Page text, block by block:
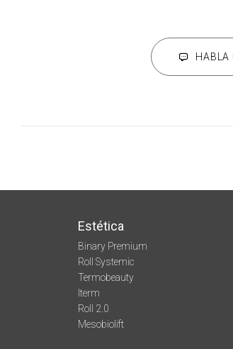
HABLA
Estética
Binary Premium
Roll Systemic
Termobeauty
Iterm
Roll 2.0
Mesobiolift